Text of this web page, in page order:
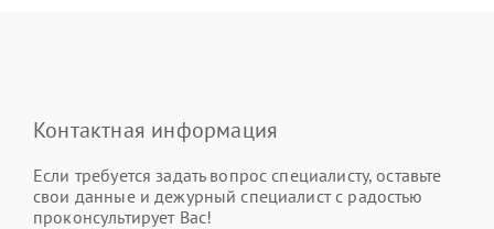
Контактная информация
Если требуется задать вопрос специалисту, оставьте
свои данные и дежурный специалист с радостью
проконсультирует Вас!